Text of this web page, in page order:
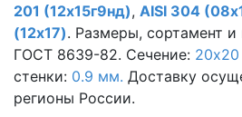
201 (12х15г9нд), AISI 304
(12х17). Размеры, сортамент
ГОСТ 8639-82. Сечение:
стенки: 0.9 мм. Доставку
регионы России.